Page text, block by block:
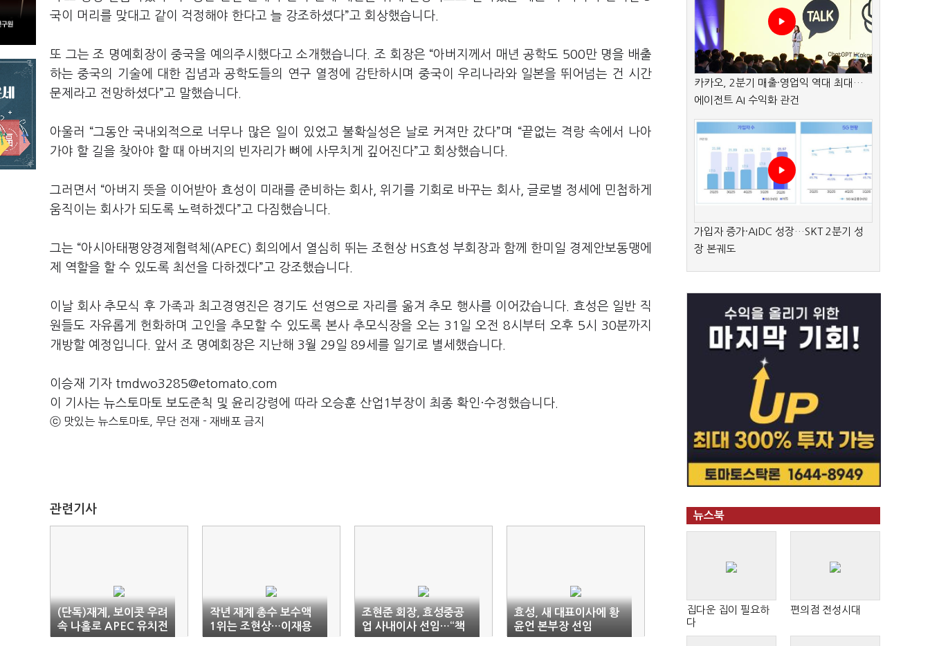
국이 머리를 맞대고 같이 걱정해야 한다고 늘 강조하셨다”고 회상했습니다.
또 그는 조 명예회장이 중국을 예의주시했다고 소개했습니다. 조 회장은 “아버지께서 매년 공학도 500만 명을 배출
하는 중국의 기술에 대한 집념과 공학도들의 연구 열정에 감탄하시며 중국이 우리나라와 일본을 뛰어넘는 건 시간
문제라고 전망하셨다”고 말했습니다.
아울러 “그동안 국내외적으로 너무나 많은 일이 있었고 불확실성은 날로 커져만 갔다”며 “끝없는 격랑 속에서 나아
가야 할 길을 찾아야 할 때 아버지의 빈자리가 뼈에 사무치게 깊어진다”고 회상했습니다.
그러면서 “아버지 뜻을 이어받아 효성이 미래를 준비하는 회사, 위기를 기회로 바꾸는 회사, 글로벌 정세에 민첩하게
움직이는 회사가 되도록 노력하겠다”고 다짐했습니다.
그는 “아시아태평양경제협력체(APEC) 회의에서 열심히 뛰는 조현상 HS효성 부회장과 함께 한미일 경제안보동맹에
제 역할을 할 수 있도록 최선을 다하겠다”고 강조했습니다.
이날 회사 추모식 후 가족과 최고경영진은 경기도 선영으로 자리를 옮겨 추모 행사를 이어갔습니다. 효성은 일반 직
원들도 자유롭게 헌화하며 고인을 추모할 수 있도록 본사 추모식장을 오는 31일 오전 8시부터 오후 5시 30분까지
개방할 예정입니다. 앞서 조 명예회장은 지난해 3월 29일 89세를 일기로 별세했습니다.
이승재 기자 tmdwo3285@etomato.com
이 기사는 뉴스토마토 보도준칙 및 윤리강령에 따라 오승훈 산업1부장이 최종 확인·수정했습니다.
ⓒ 맛있는 뉴스토마토, 무단 전재 - 재배포 금지
관련기사
(단독)재계, 보이콧 우려
속 나홀로 APEC 유치전
작년 재계 총수 보수액
1위는 조현상…이재용
‘무급’
조현준 회장, 효성중공
업 사내이사 선임…“책
임경영 강화”
효성, 새 대표이사에 황
윤언 본부장 선임
카카오, 2분기 매출·영업익 역대 최대…
에이전트 AI 수익화 관건
가입자 증가·AIDC 성장…SKT 2분기 성
장 본궤도
뉴스북
집다운 집이 필요하
다
편의점 전성시대